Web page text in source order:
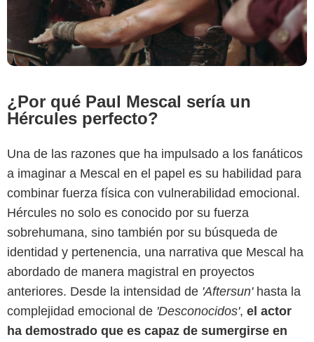
¿Por qué Paul Mescal sería un
Hércules perfecto?
Una de las razones que ha impulsado a los fanáticos
a imaginar a Mescal en el papel es su habilidad para
combinar fuerza física con vulnerabilidad emocional.
Hércules no solo es conocido por su fuerza
sobrehumana, sino también por su búsqueda de
identidad y pertenencia, una narrativa que Mescal ha
abordado de manera magistral en proyectos
anteriores. Desde la intensidad de 'Aftersun' hasta la
complejidad emocional de 'Desconocidos', el actor
ha demostrado que es capaz de sumergirse en